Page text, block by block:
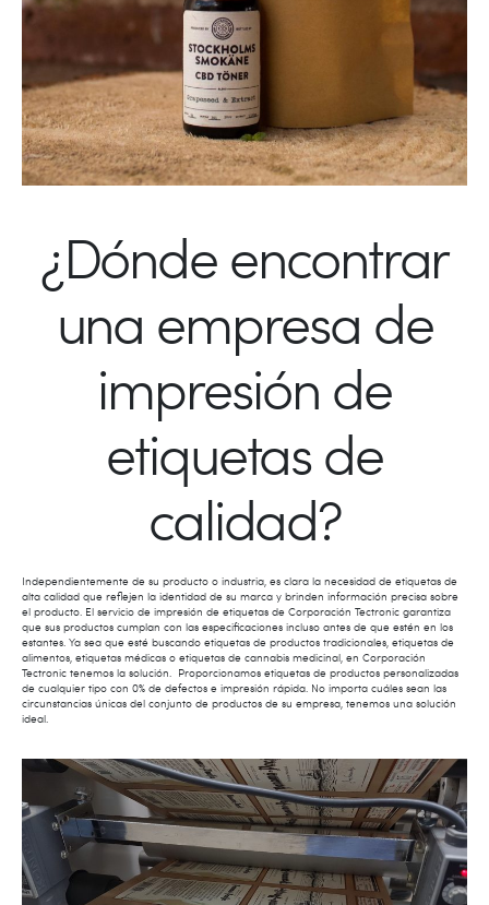
¿Dónde encontrar
una empresa de
impresión de
etiquetas de
calidad?
Independientemente de su producto o industria, es clara la necesidad de etiquetas de
alta calidad que reflejen la identidad de su marca y brinden información precisa sobre
el producto. El servicio de impresión de etiquetas de Corporación Tectronic garantiza
que sus productos cumplan con las especificaciones incluso antes de que estén en los
estantes. Ya sea que esté buscando etiquetas de productos tradicionales, etiquetas de
alimentos, etiquetas médicas o etiquetas de cannabis medicinal, en Corporación
Tectronic tenemos la solución. Proporcionamos etiquetas de productos personalizadas
de cualquier tipo con 0% de defectos e impresión rápida. No importa cuáles sean las
circunstancias únicas del conjunto de productos de su empresa, tenemos una solución
ideal.